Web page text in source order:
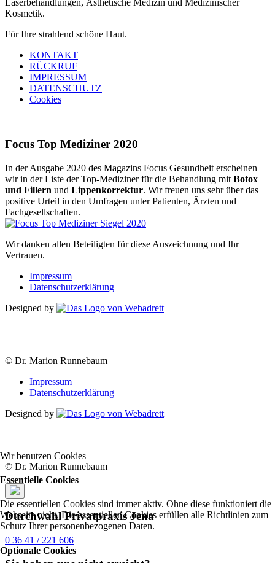
Laserbehandlungen, Ästhetische Medizin und Medizinischer
Kosmetik.
Für Ihre strahlend schöne Haut.
KONTAKT
RÜCKRUF
IMPRESSUM
DATENSCHUTZ
Cookies
Focus Top Mediziner 2020
In der Ausgabe 2020 des Magazins Focus Gesundheit erscheinen
wir in der Liste der Top-Mediziner für die Behandlung mit Botox
und Fillern und Lippenkorrektur. Wir freuen uns sehr über das
positive Urteil in den Umfragen unter Patienten, Ärzten und
Fachgesellschaften.
Wir danken allen Beteiligten für diese Auszeichnung und Ihr
Vertrauen.
Impressum
Datenschutzerklärung
Designed by
|
© Dr. Marion Runnebaum
Impressum
Datenschutzerklärung
Designed by
|
© Dr. Marion Runnebaum
Durchwahl Privatpraxis Jena
0 36 41 / 221 606
Wir benutzen Cookies
Essentielle Cookies
Die essentiellen Cookies sind immer aktiv. Ohne diese funktioniert die
Webseite nicht. Die essentiellen Cookies erfüllen alle Richtlinien zum
Schutz Ihrer personenbezogenen Daten.
Optionale Cookies